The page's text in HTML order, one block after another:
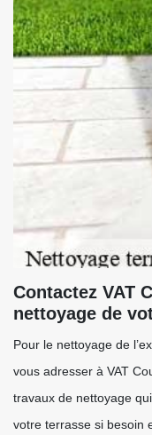
Contactez VAT
nettoyage de
Pour le nettoyage de
vous adresser à VAT
travaux de nettoyage
votre terrasse si besoin